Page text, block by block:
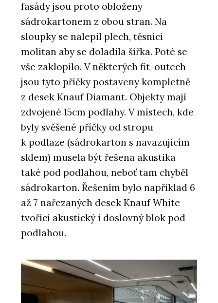
fasády jsou proto obloženy
sádrokartonem z obou stran. Na
sloupky se nalepil plech, těsnící
molitan aby se doladila šířka. Poté se
vše zaklopilo. V některých fit-outech
jsou tyto příčky postaveny kompletně
z desek Knauf Diamant. Objekty mají
zdvojené 15cm podlahy. V místech, kde
byly svěšené příčky od stropu
k podlaze (sádrokarton s navazujícím
sklem) musela být řešena akustika
také pod podlahou, neboť tam chyběl
sádrokarton. Řešením bylo například 6
až 7 nařezaných desek Knauf White
tvořící akustický i doslovný blok pod
podlahou.